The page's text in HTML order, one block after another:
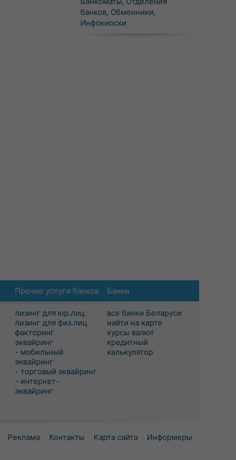
банков, Обменники,
Инфокиоски
Прочие услуги банков
лизинг для юр.лиц
лизинг для физ.лиц
факторинг
эквайринг
- мобильный
эквайринг
- торговый эквайринг
- интернет-
эквайринг
Банки
все банки Беларуси
найти на карте
курсы валют
кредитный
калькулятор
Реклама Контакты Карта сайта Информеры